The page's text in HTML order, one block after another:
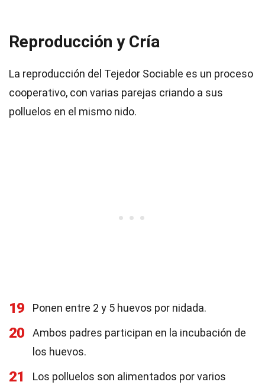
Reproducción y Cría
La reproducción del Tejedor Sociable es un proceso
cooperativo, con varias parejas criando a sus
polluelos en el mismo nido.
19 Ponen entre 2 y 5 huevos por nidada.
20
Ambos padres participan en la incubación de
los huevos.
21 Los polluelos son alimentados por varios